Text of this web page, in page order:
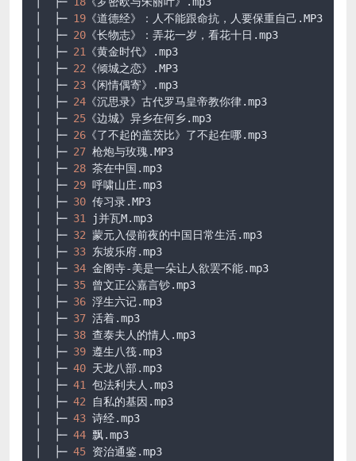
│  ├─ 19 《道德经》：人不能跟命抗，人要保重自己 .MP3
│  ├─ 20 《长物志》：弄花一岁，看花十日 .mp3
│  ├─ 21 《黄金时代》
.mp3
│  ├─ 22 《倾城之恋》
.MP3
│  ├─ 23 《闲情偶寄》
.mp3
│  ├─ 24 《沉思录》古代罗马皇帝教你律.mp3
│  ├─ 25 《边城》异乡在何乡.mp3
│  ├─ 26 《了不起的盖茨比》了不起在哪.mp3
│  ├─ 27 枪炮与玫瑰.MP3
│  ├─ 28 茶在中国 .mp3
│  ├─ 29 呼啸山庄 .mp3
│  ├─ 30 传习录.MP3
│  ├─ 31 j并瓦M.mp3
│  ├─ 32 蒙元入侵前夜的中国日常生活.mp3
│  ├─ 33 东坡乐府.mp3
│  ├─ 34 金阁寺-美是一朵让人欲罢不能.mp3
│  ├─ 35 曾文正公嘉言钞.mp3
│  ├─ 36 浮生六记.mp3
│  ├─ 37 活着.mp3
│  ├─ 38 查泰夫人的情人 .mp3
│  ├─ 39 遵生八筏.mp3
│  ├─ 40 天龙八部 .mp3
│  ├─ 41 包法利夫人 .mp3
│  ├─ 42 自私的基因 .mp3
│  ├─ 43 诗经.mp3
│  ├─ 44 飘.mp3
│  ├─ 45 资治通鉴.mp3